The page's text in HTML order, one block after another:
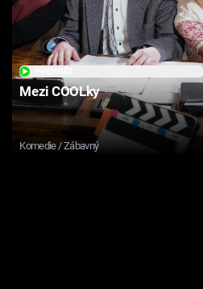
Mezi COOLky
Komedie / Zábavný